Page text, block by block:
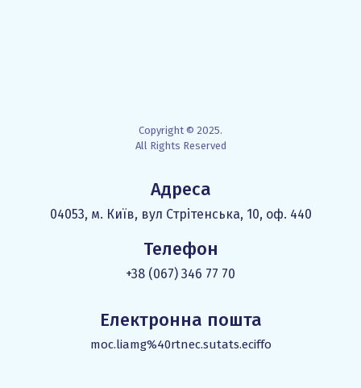
Copyright © 2025.
All Rights Reserved
Адреса
04053, м. Київ, вул Стрітенська, 10, оф. 440
Телефон
+38 (067) 346 77 70
Електронна пошта
moc.liamg%40rtnec.sutats.eciffo